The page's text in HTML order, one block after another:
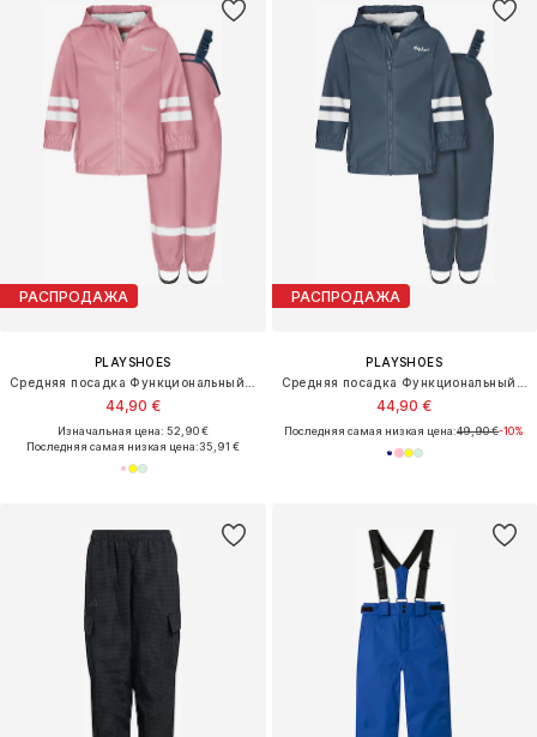
РАСПРОДАЖА
PLAYSHOES
44,90 €
Изначальная цена: 52,90 €
Последняя самая низкая цена:35,91 €
РАСПРОДАЖА
PLAYSHOES
44,90 €
Последняя самая низкая цена:49,90 €-10%